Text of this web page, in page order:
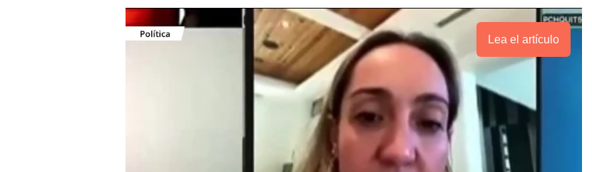
Lea el artículo